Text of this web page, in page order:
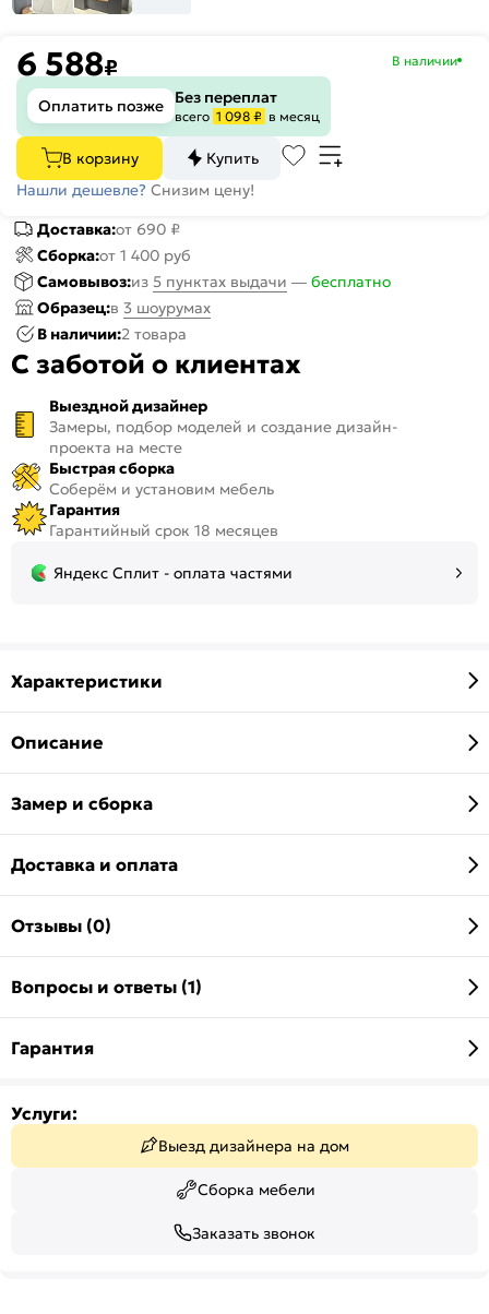
6 588₽ В наличии
Оплатить позже Без переплат
всего 1 098 ₽ в месяц
В корзину
Купить
Нашли дешевле? Снизим цену!
Доставка:от 690 ₽
Сборка:от 1 400 руб
Самовывоз:из 5 пунктах выдачи — бесплатно
Образец:в 3 шоурумах
В наличии:2 товара
С заботой о клиентах
Выездной дизайнер
Замеры, подбор моделей и создание дизайн-
проекта на месте
Быстрая сборка
Соберём и установим мебель
Гарантия
Гарантийный срок 18 месяцев
Яндекс Сплит - оплата частями
Характеристики
Описание
Замер и сборка
Доставка и оплата
Отзывы (0)
Вопросы и ответы (1)
Гарантия
Услуги:
Выезд дизайнера на дом
Сборка мебели
Заказать звонок